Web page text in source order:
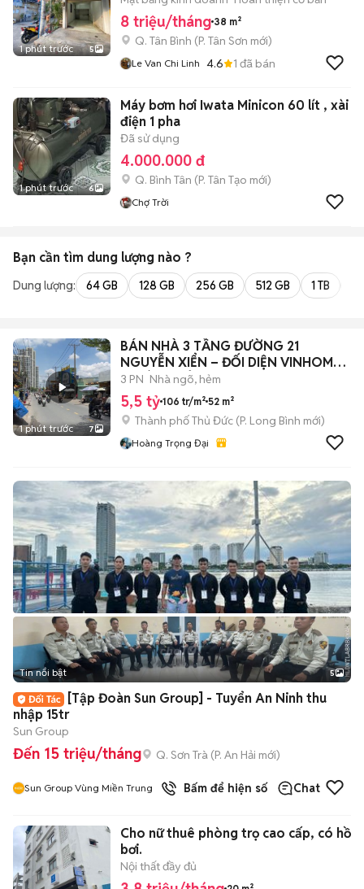
1 phút trước 5
8 triệu/tháng 38 m²
Q. Tân Bình (P. Tân Sơn mới)
Le Van Chi Linh 4.6 1 đã bán
1 phút trước 6
Máy bơm hơi Iwata Minicon 60 lít , xài
điện 1 pha
Đã sử dụng
4.000.000 đ
Q. Bình Tân (P. Tân Tạo mới)
Chợ Trời
Bạn cần tìm dung lượng nào ?
Dung lượng: 64 GB 128 GB 256 GB 512 GB 1 TB
1 phút trước 7
BÁN NHÀ 3 TẦNG ĐƯỜNG 21
NGUYỄN XIỂN – ĐỐI DIỆN VINHOMES
- GIÁ 5,5 TỶ
3 PN Nhà ngõ, hẻm
5,5 tỷ 106 tr/m² 52 m²
Thành phố Thủ Đức (P. Long Bình mới)
Hoàng Trọng Đại
Tin nổi bật 5
[Tập Đoàn Sun Group] - Tuyển An Ninh thu
nhập 15tr
Sun Group
Đến 15 triệu/tháng Q. Sơn Trà (P. An Hải mới)
Sun Group Vùng Miền Trung Bấm để hiện số Chat
Cho nữ thuê phòng trọ cao cấp, có hồ
bơi.
Nội thất đầy đủ